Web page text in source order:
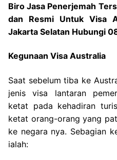
Biro Jasa Penerjemah
dan Resmi Untuk Visa
Jakarta Selatan Hubungi
Kegunaan Visa Australia
Saat sebelum tiba ke
jenis visa lantaran
ketat pada kehadiran
ketat orang-orang yang
ke negara nya. Sebagian
ialah: